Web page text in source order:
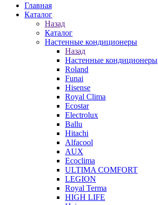
Главная
Каталог
Назад
Каталог
Настенные кондиционеры
Назад
Настенные кондиционеры
Roland
Funai
Hisense
Royal Clima
Ecostar
Electrolux
Ballu
Hitachi
Alfacool
AUX
Ecoclima
ULTIMA COMFORT
LEGION
Royal Terma
HIGH LIFE